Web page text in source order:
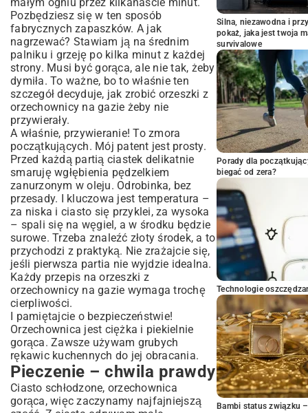
Pozbędziesz się w ten sposób
fabrycznych zapaszków. A jak
nagrzewać? Stawiam ją na średnim
palniku i grzeję po kilka minut z każdej
strony. Musi być gorąca, ale nie tak, żeby
dymiła. To ważne, bo to właśnie ten
szczegół decyduje, jak zrobić orzeszki z
orzechownicy na gazie żeby nie
przywierały.
A właśnie, przywieranie! To zmora
początkujących. Mój patent jest prosty.
Przed każdą partią ciastek delikatnie
smaruję wgłębienia pędzelkiem
zanurzonym w oleju. Odrobinka, bez
przesady. I kluczowa jest temperatura –
za niska i ciasto się przyklei, za wysoka
– spali się na węgiel, a w środku będzie
surowe. Trzeba znaleźć złoty środek, a to
przychodzi z praktyką. Nie zrażajcie się,
jeśli pierwsza partia nie wyjdzie idealna.
Każdy przepis na orzeszki z
orzechownicy na gazie wymaga trochę
cierpliwości.
I pamiętajcie o bezpieczeństwie!
Orzechownica jest ciężka i piekielnie
gorąca. Zawsze używam grubych
rękawic kuchennych do jej obracania.
Pieczenie – chwila prawdy
Ciasto schłodzone, orzechownica
gorąca, więc zaczynamy najfajniejszą
Silna, niezawodna i
pokaż, jaka jest twoja
survivalowe
Porady dla
biegać od zera?
Technologie
Bambi status związku